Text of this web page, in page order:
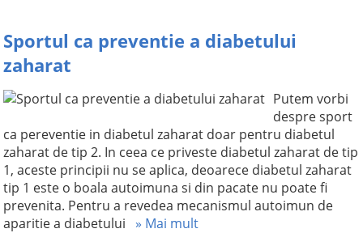
Sportul ca preventie a diabetului
zaharat
Putem vorbi
despre sport
ca pereventie in diabetul zaharat doar pentru diabetul
zaharat de tip 2. In ceea ce priveste diabetul zaharat de tip
1, aceste principii nu se aplica, deoarece diabetul zaharat
tip 1 este o boala autoimuna si din pacate nu poate fi
prevenita. Pentru a revedea mecanismul autoimun de
aparitie a diabetului » Mai mult